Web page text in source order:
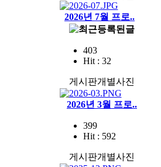
2026년 7월 프로..
403
Hit : 32
게시판개별사진
2026년 3월 프로..
399
Hit : 592
게시판개별사진